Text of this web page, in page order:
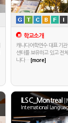
학교소개
캐나다어학연수 대표 기
센터를 보유하고 있고 전
나다 …[more]
ILSC_Montreal
International